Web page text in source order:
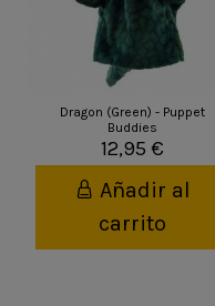
Dragon (Green) - Puppet
Buddies
12,95 €
Añadir al
carrito